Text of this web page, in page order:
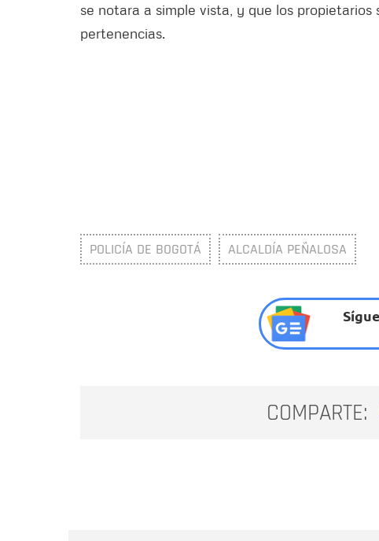
se notara a simple vista, y que los
pertenencias.
POLICÍA DE BOGOTÁ ALCALDÍA PEÑALOSA
COMPARTE: